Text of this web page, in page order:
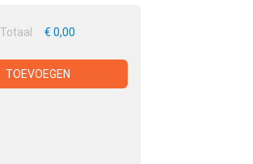
Totaal € 0,00
TOEVOEGEN